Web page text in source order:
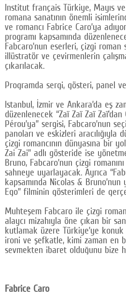
Künye
SOSYAL MEDYA
Facebook
Twitter
Google Plus
© 2026 TÜM HAKLARI SAKLIDIR
Institut français Türkiye, Mayıs
romana sanatının önemli
ve romancı Fabrice Caro’ya
programı kapsamında
Fabcaro’nun eserleri, çizgi roman
illüstratör ve çevirmenlerin
çıkarılacak.
Programda sergi, gösteri, panel
Istanbul, İzmir ve Ankara’da eş
düzenlenecek “Zaï Zaï Zaï
Pérou’ya” sergisi, Fabcaro’nun
panoları ve eskizleri aracılığıyla
çizgi romancının dünyasına bir
Zai Zai” adlı gösteride ise
Bruno, Fabcaro’nun çizgi
sahneye uyarlayacak. Ayrıca
kapsamında Nicolas &
Ego” filminin gösterimleri de
Muhteşem Fabcaro ile çizgi roman
alaycı mizahıyla öne çıkan bir
kutlamak üzere Türkiye’ye
ironi ve şefkatle, kimi zaman en
sevmekten ibaret olduğunu bize
Fabrice Caro